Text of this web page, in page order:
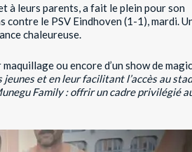
à leurs parents, a fait le plein pour son
contre le PSV Eindhoven (1-1), mardi.
chaleureuse.
ou encore d’un show de
et en leur facilitant l’accès au
Family : offrir un cadre privilégié